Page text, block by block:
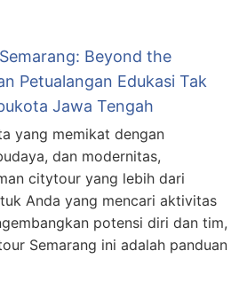
Beyond the
Petualangan Edukasi Tak
Jawa Tengah
yang memikat dengan
dan modernitas,
citytour yang lebih dari
Anda yang mencari aktivitas
potensi diri dan tim,
Semarang ini adalah panduan